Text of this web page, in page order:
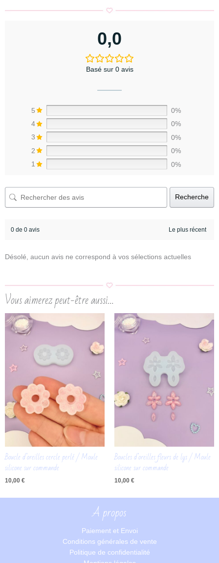
0,0
Basé sur 0 avis
5
0%
4
0%
3
0%
2
0%
1
0%
Recherche
0 de 0 avis
Désolé, aucun avis ne correspond à vos sélections actuelles
Vous aimerez peut-être aussi…
Boucle d’oreilles cercle perlé / Moule
silicone sur commande
10,00 €
Boucles d’oreilles fleurs de lys / Moule
silicone sur commande
10,00 €
A propos
Paiement et Envoi
Conditions générales de vente
Politique de confidentialité